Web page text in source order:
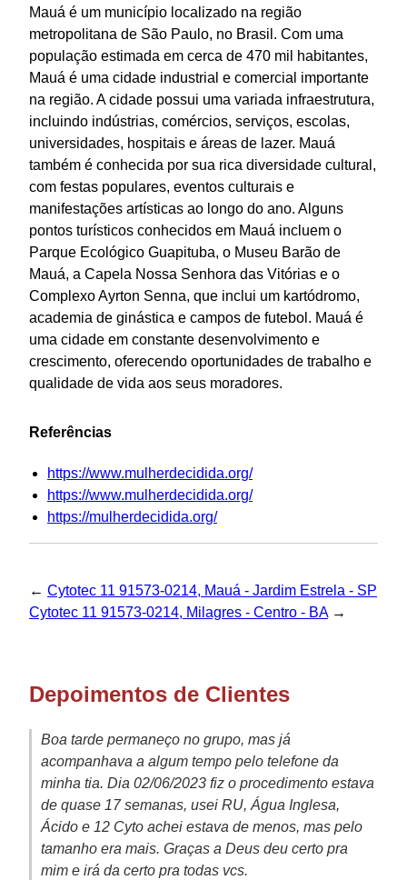
Mauá é um município localizado na região
metropolitana de São Paulo, no Brasil. Com uma
população estimada em cerca de 470 mil habitantes,
Mauá é uma cidade industrial e comercial importante
na região. A cidade possui uma variada infraestrutura,
incluindo indústrias, comércios, serviços, escolas,
universidades, hospitais e áreas de lazer. Mauá
também é conhecida por sua rica diversidade cultural,
com festas populares, eventos culturais e
manifestações artísticas ao longo do ano. Alguns
pontos turísticos conhecidos em Mauá incluem o
Parque Ecológico Guapituba, o Museu Barão de
Mauá, a Capela Nossa Senhora das Vitórias e o
Complexo Ayrton Senna, que inclui um kartódromo,
academia de ginástica e campos de futebol. Mauá é
uma cidade em constante desenvolvimento e
crescimento, oferecendo oportunidades de trabalho e
qualidade de vida aos seus moradores.
Referências
https://www.mulherdecidida.org/
https://www.mulherdecidida.org/
https://mulherdecidida.org/
← Cytotec 11 91573-0214, Mauá - Jardim Estrela - SP
Cytotec 11 91573-0214, Milagres - Centro - BA →
Depoimentos de Clientes
Boa tarde permaneço no grupo, mas já
acompanhava a algum tempo pelo telefone da
minha tia. Dia 02/06/2023 fiz o procedimento estava
de quase 17 semanas, usei RU, Água Inglesa,
Ácido e 12 Cyto achei estava de menos, mas pelo
tamanho era mais. Graças a Deus deu certo pra
mim e irá da certo pra todas vcs.